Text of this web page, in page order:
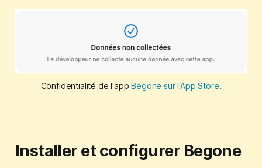
Confidentialité de l'appBegone sur l'App Store.
Installer et configurer Begone